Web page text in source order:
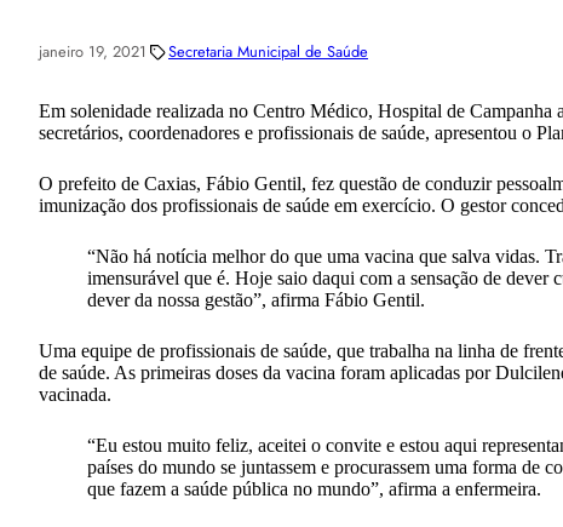
janeiro 19, 2021 Secretaria Municipal de Saúde
Em solenidade realizada no Centro Médico, Hospital de
secretários, coordenadores e profissionais de saúde, apresentou o
O prefeito de Caxias, Fábio Gentil, fez questão de conduzir
imunização dos profissionais de saúde em exercício. O gestor
“Não há notícia melhor do que uma vacina que salva vidas.
imensurável que é. Hoje saio daqui com a sensação de
dever da nossa gestão”, afirma Fábio Gentil.
Uma equipe de profissionais de saúde, que trabalha na linha de
de saúde. As primeiras doses da vacina foram aplicadas por
vacinada.
“Eu estou muito feliz, aceitei o convite e estou aqui
países do mundo se juntassem e procurassem uma forma de
que fazem a saúde pública no mundo”, afirma a enfermeira.